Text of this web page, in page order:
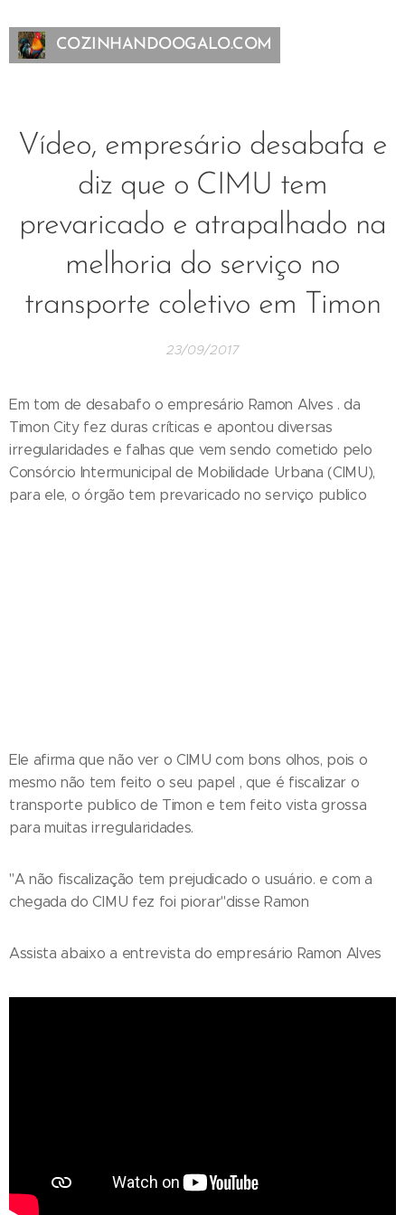
COZINHANDOOGALO.COM
Vídeo, empresário desabafa e
diz que o CIMU tem
prevaricado e atrapalhado na
melhoria do serviço no
transporte coletivo em Timon
23/09/2017
Em tom de desabafo o empresário Ramon Alves . da
Timon City fez duras críticas e apontou diversas
irregularidades e falhas que vem sendo cometido pelo
Consórcio Intermunicipal de Mobilidade Urbana (CIMU),
para ele, o órgão tem prevaricado no serviço publico
Ele afirma que não ver o CIMU com bons olhos, pois o
mesmo não tem feito o seu papel , que é fiscalizar o
transporte publico de Timon e tem feito vista grossa
para muitas irregularidades.
"A não fiscalização tem prejudicado o usuário. e com a
chegada do CIMU fez foi piorar"disse Ramon
Assista abaixo a entrevista do empresário Ramon Alves